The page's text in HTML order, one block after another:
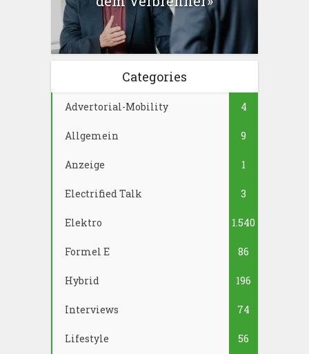
Categories
Advertorial-Mobility 4
Allgemein 9
Anzeige 1
Electrified Talk 3
Elektro 1.540
Formel E 86
Hybrid 196
Interviews 74
Lifestyle 56